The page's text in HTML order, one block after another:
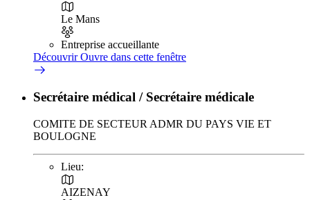
Le Mans
Entreprise accueillante
DécouvrirOuvre dans cette fenêtre
Secrétaire médical / Secrétaire médicale
COMITE DE SECTEUR ADMR DU PAYS VIE ET
BOULOGNE
Lieu:
AIZENAY